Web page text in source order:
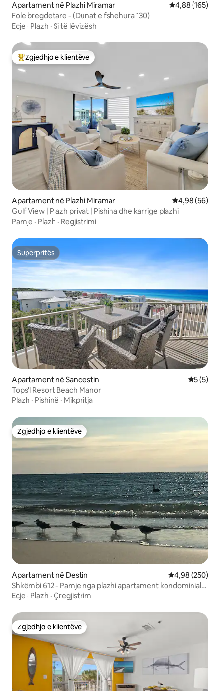
Apartament në Plazhi Miramar Vlerësimi
4,88 (165)
Fole bregdetare - (Dunat e fshehura 130)
Ecje · Plazh · Si të lëvizësh
Më të mirat e zgjedhjeve të klientëve
Zgjedhja e klientëve
Apartament në Plazhi Miramar Vlerësimi
4,98 (56)
Gulf View | Plazh privat | Pishina dhe karrige plazhi
Pamje · Plazh · Regjistrimi
Superpritës
Superpritës
Apartament në Sandestin
5 (5)
Tops'l Resort Beach Manor
Plazh · Pishinë · Mikpritja
Zgjedhja e klientëve
Zgjedhja e klientëve
Apartament në Destin Vlerësimi
4,98 (250)
Shkëmbi 612 - Pamje nga plazhi apartament kondominial
luksoz në Destin
Ecje · Plazh · Çregjistrim
Zgjedhja e klientëve
Zgjedhja e klientëve